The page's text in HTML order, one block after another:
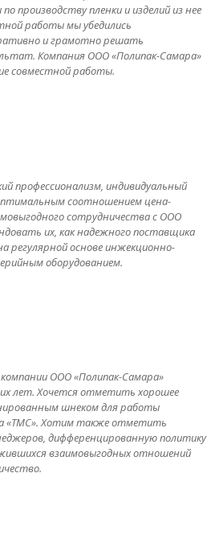
производству пленки и изделий из нее
работы мы убедились
и грамотно решать
Компания ООО «Полипак-Самара»
совместной работы.
профессионализм, индивидуальный
соотношением цена-
сотрудничества с ООО
их, как надежного поставщика
регулярной основе инжекционно-
оборудованием.
ООО «Полипак-Самара»
лет. Хочется отметить хорошее
шнеком для работы
«ТМС». Хотим также отметить
дифференцированную политику
взаимовыгодных отношений